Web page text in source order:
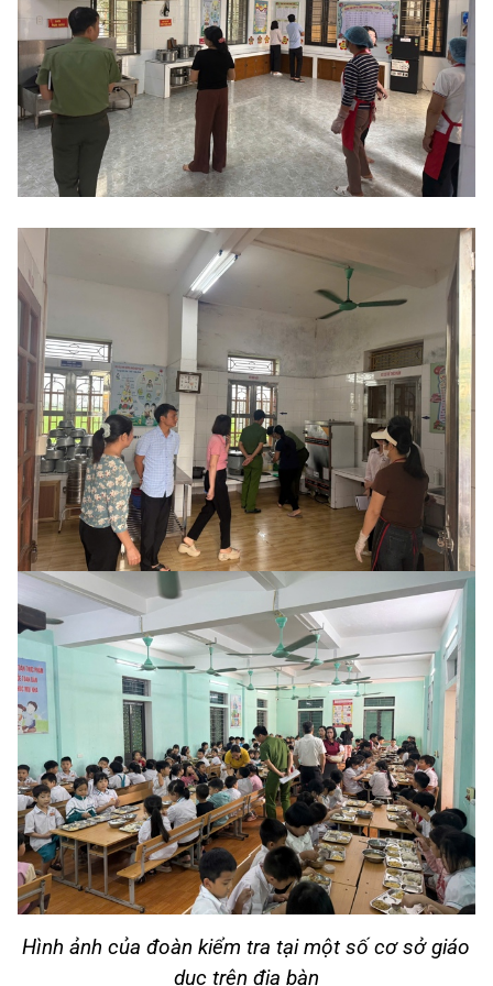
Hình ảnh của đoàn kiểm tra tại một số cơ sở giáo
dục trên địa bàn